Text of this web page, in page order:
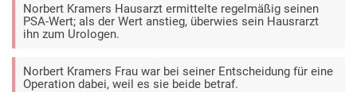
Norbert Kramers Hausarzt ermittelte regelmäßig seinen
PSA-Wert; als der Wert anstieg, überwies sein Hausrarzt
ihn zum Urologen.
Norbert Kramers Frau war bei seiner Entscheidung für eine
Operation dabei, weil es sie beide betraf.